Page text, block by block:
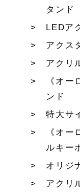
タンド
LEDア
アクス
アクリ
《オ
ンド
特大サ
《オ
ルキー
オリジ
アクリ